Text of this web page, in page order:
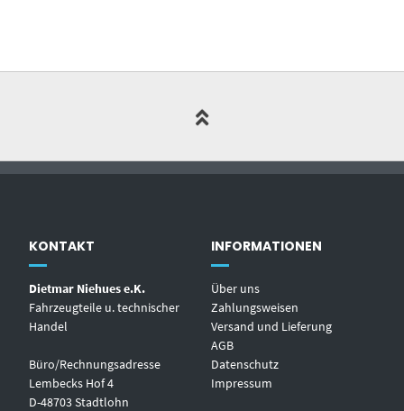
KONTAKT
Dietmar Niehues e.K.
Fahrzeugteile u. technischer
Handel
Büro/Rechnungsadresse
Lembecks Hof 4
D-48703 Stadtlohn
INFORMATIONEN
Über uns
Zahlungsweisen
Versand und Lieferung
AGB
Datenschutz
Impressum